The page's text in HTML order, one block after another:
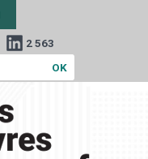
2 563